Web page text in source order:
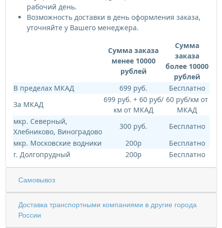
рабочий день.
Возможность доставки в день оформления заказа,
уточняйте у Вашего менеджера.
Сумма заказа
менее 10000
рублей
Сумма
заказа
более 10000
рублей
В пределах МКАД
699 руб.
Бесплатно
За МКАД
699 руб. + 60 руб/
км от МКАД
60 руб/км от
МКАД
мкр. Северный,
Хлебниково, Виноградово
300 руб.
Бесплатно
мкр. Московские водники
200р
Бесплатно
г. Долгопрудный
200р Бесплатно
Самовывоз
Доставка транспортными компаниями в другие города
России